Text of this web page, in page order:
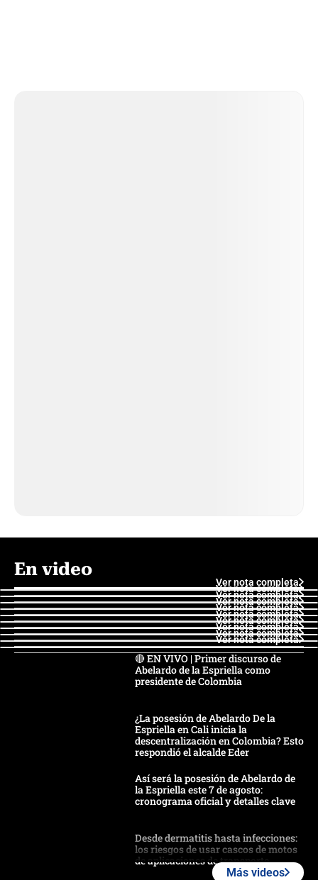
En video
Ver nota completa
Ver nota completa
Ver nota completa
Ver nota completa
Ver nota completa
Ver nota completa
Ver nota completa
Ver nota completa
Ver nota completa
Ver nota completa
🔴 EN VIVO | Primer discurso de
Abelardo de la Espriella como
presidente de Colombia
¿La posesión de Abelardo De la
Espriella en Cali inicia la
descentralización en Colombia? Esto
respondió el alcalde Eder
Así será la posesión de Abelardo de
la Espriella este 7 de agosto:
cronograma oficial y detalles clave
Desde dermatitis hasta infecciones:
los riesgos de usar cascos de motos
de aplicaciones de transporte
Más videos